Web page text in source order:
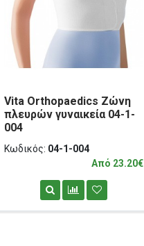
Vita Orthopaedics Ζώνη
πλευρών γυναικεία 04-1-
004
Κωδικός: 04-1-004
Από 23.20€